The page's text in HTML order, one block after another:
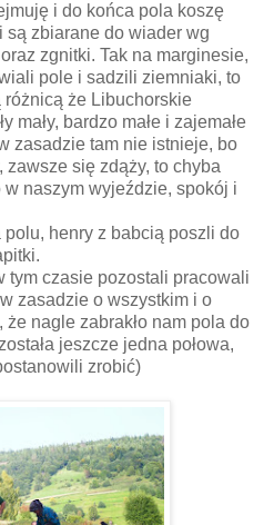
i do końca pola koszę
są zbiarane do wiader wg
zgnitki. Tak na marginesie,
pole i sadzili ziemniaki, to
że Libuchorskie
mały, bardzo małe i zajemałe
zasadzie tam nie istnieje, bo
się zdąży, to chyba
naszym wyjeździe, spokój i
polu, henry z babcią poszli do
tym czasie pozostali pracowali
zasadzie o wszystkim i o
że nagle zabrakło nam pola do
jeszcze jedna połowa,
zrobić)